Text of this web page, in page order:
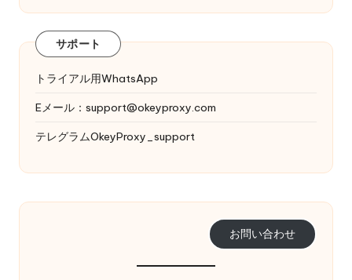
サポート
トライアル用WhatsApp
Eメール： support@okeyproxy.com
テレグラムOkeyProxy_support
お問い合わせ